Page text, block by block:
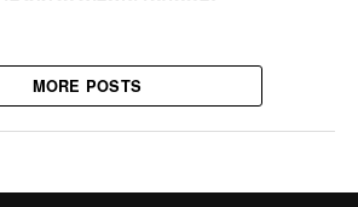
MORE POSTS